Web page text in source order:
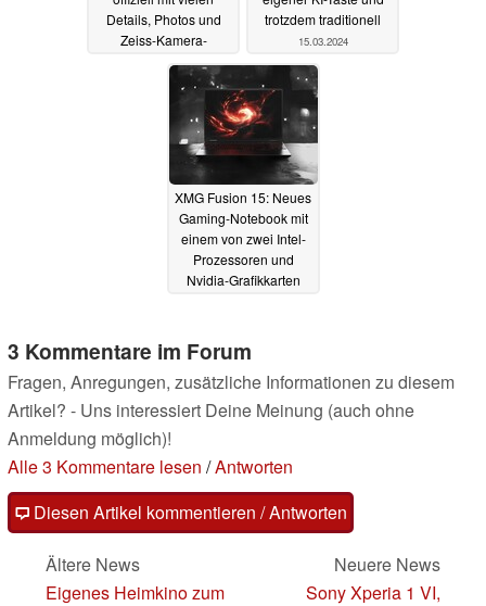
Details, Photos und
Zeiss-Kamera-
vorangekündigt
trotzdem traditionell
15.03.2024
XMG Fusion 15: Neues
Gaming-Notebook mit
einem von zwei Intel-
Prozessoren und
Nvidia-Grafikkarten
3 Kommentare im Forum
Fragen, Anregungen, zusätzliche Informationen zu diesem
Artikel? - Uns interessiert Deine Meinung (auch ohne
Anmeldung möglich)!
Alle 3 Kommentare lesen /Antworten
Diesen Artikel kommentieren / Antworten
Ältere News
Eigenes Heimkino zum
Neuere News
Sony Xperia 1 VI,